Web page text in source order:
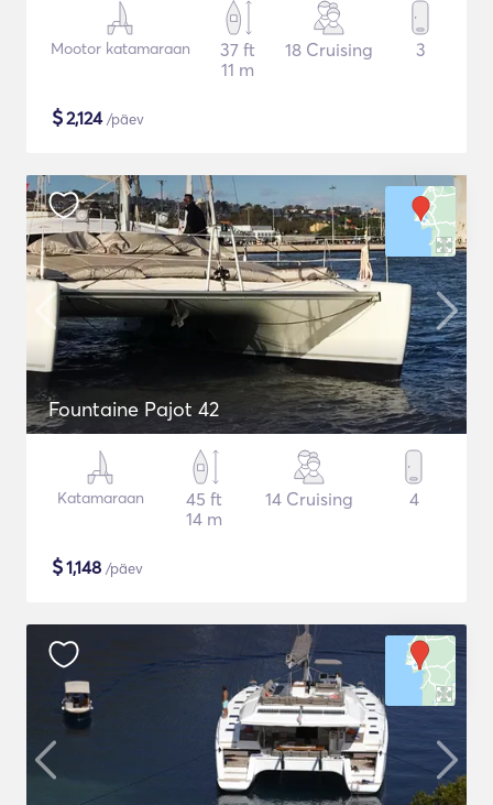
Mootor katamaraan
37 ft
11 m
18 Cruising 3
$2,124/päev
Fountaine Pajot 42
Katamaraan
45 ft
14 m
14 Cruising 4
$1,148 /päev